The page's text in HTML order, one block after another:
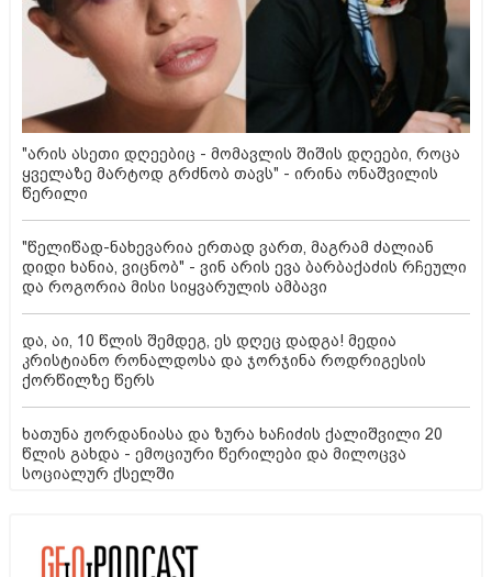
"არის ასეთი დღეებიც - მომავლის შიშის დღეები, როცა
ყველაზე მარტოდ გრძნობ თავს" - ირინა ონაშვილის
წერილი
"წელიწად-ნახევარია ერთად ვართ, მაგრამ ძალიან
დიდი ხანია, ვიცნობ" - ვინ არის ევა ბარბაქაძის რჩეული
და როგორია მისი სიყვარულის ამბავი
და, აი, 10 წლის შემდეგ, ეს დღეც დადგა! მედია
კრისტიანო რონალდოსა და ჯორჯინა როდრიგესის
ქორწილზე წერს
ხათუნა ჟორდანიასა და ზურა ხაჩიძის ქალიშვილი 20
წლის გახდა - ემოციური წერილები და მილოცვა
სოციალურ ქსელში